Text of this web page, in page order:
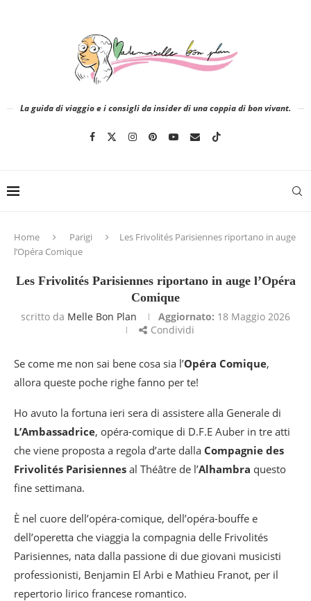
La guida di viaggio e i consigli da insider di una coppia di bon vivant.
Home Parigi
Les Frivolités Parisiennes riportano in auge
l’Opéra Comique
Les Frivolités Parisiennes riportano in auge l’Opéra
Comique
scritto da Melle Bon Plan Aggiornato: 18 Maggio 2026
Condividi
Se come me non sai bene cosa sia l’Opéra Comique,
allora queste poche righe fanno per te!
Ho avuto la fortuna ieri sera di assistere alla Generale di
L’Ambassadrice, opéra-comique di D.F.E Auber in tre atti
che viene proposta a regola d’arte dalla Compagnie des
Frivolités Parisiennes al Théâtre de l’Alhambra questo
fine settimana.
È nel cuore dell’opéra-comique, dell’opéra-bouffe e
dell’operetta che viaggia la compagnia delle Frivolités
Parisiennes, nata dalla passione di due giovani musicisti
professionisti, Benjamin El Arbi e Mathieu Franot, per il
repertorio lirico francese romantico.